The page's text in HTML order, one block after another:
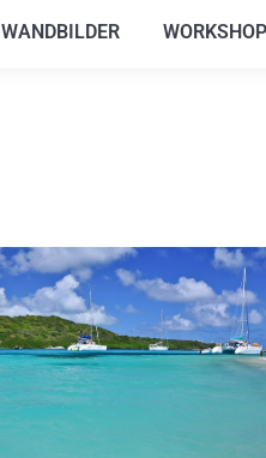
WANDBILDER
WANDBILDER